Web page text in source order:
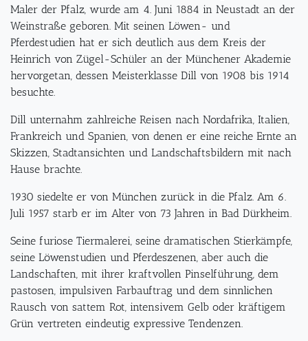
Maler der Pfalz, wurde am 4. Juni 1884 in Neustadt an der
Weinstraße geboren. Mit seinen Löwen- und
Pferdestudien hat er sich deutlich aus dem Kreis der
Heinrich von Zügel-Schüler an der Münchener Akademie
hervorgetan, dessen Meisterklasse Dill von 1908 bis 1914
besuchte.
Dill unternahm zahlreiche Reisen nach Nordafrika, Italien,
Frankreich und Spanien, von denen er eine reiche Ernte an
Skizzen, Stadtansichten und Landschaftsbildern mit nach
Hause brachte.
1930 siedelte er von München zurück in die Pfalz. Am 6.
Juli 1957 starb er im Alter von 73 Jahren in Bad Dürkheim.
Seine furiose Tiermalerei, seine dramatischen Stierkämpfe,
seine Löwenstudien und Pferdeszenen, aber auch die
Landschaften, mit ihrer kraftvollen Pinselführung, dem
pastosen, impulsiven Farbauftrag und dem sinnlichen
Rausch von sattem Rot, intensivem Gelb oder kräftigem
Grün vertreten eindeutig expressive Tendenzen.